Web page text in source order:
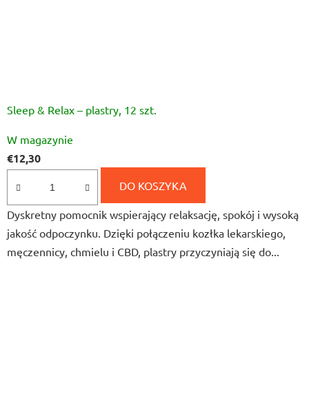
Sleep & Relax – plastry, 12 szt.
ocena
produktu
wynosi
5,0
na
5
gwiazdek.
W magazynie
€12,30
DO KOSZYKA
Dyskretny pomocnik wspierający relaksację, spokój i wysoką
jakość odpoczynku. Dzięki połączeniu kozłka lekarskiego,
męczennicy, chmielu i CBD, plastry przyczyniają się do...